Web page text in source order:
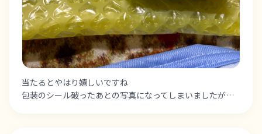
当たるとやはり嬉しいですね
包装のシール破ったあとの写真になってしまいましたが…